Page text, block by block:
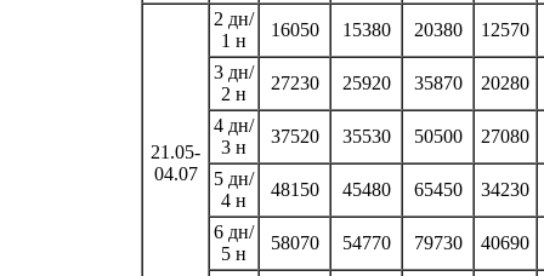
21.05-
04.07
2 дн/
1 н
16050 15380 20380 12570
3 дн/
2 н
27230 25920 35870 20280
4 дн/
3 н
37520 35530 50500 27080
5 дн/
4 н
48150 45480 65450 34230
6 дн/
5 н
58070 54770 79730 40690